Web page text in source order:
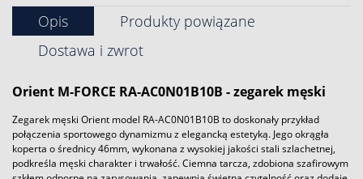
Opis
Produkty powiązane
Dostawa i zwrot
Orient M-FORCE RA-AC0N01B10B - zegarek męski
Zegarek męski Orient model RA-AC0N01B10B to doskonały przykład
połączenia sportowego dynamizmu z elegancką estetyką. Jego okrągła
koperta o średnicy 46mm, wykonana z wysokiej jakości stali szlachetnej,
podkreśla męski charakter i trwałość. Ciemna tarcza, zdobiona szafirowym